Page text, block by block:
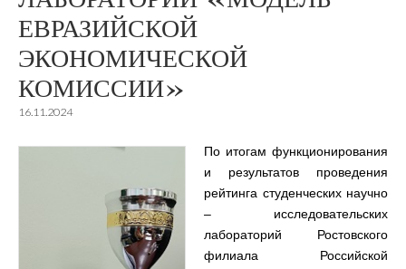
ЕВРАЗИЙСКОЙ
ЭКОНОМИЧЕСКОЙ
КОМИССИИ»
16.11.2024
По итогам функционирования
и результатов проведения
рейтинга студенческих научно
– исследовательских
лабораторий Ростовского
филиала Российской